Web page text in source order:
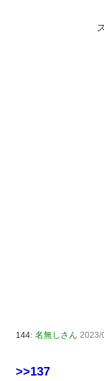
144: 名無しさん 2023/
>>137